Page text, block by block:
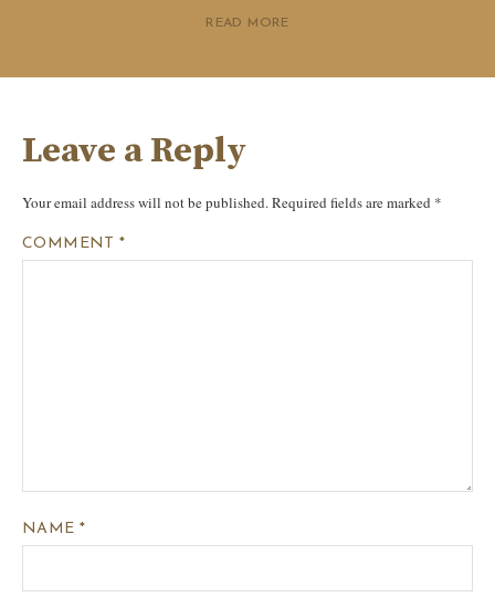
READ MORE
Leave a Reply
Your email address will not be published.Required fields are marked *
COMMENT*
NAME *